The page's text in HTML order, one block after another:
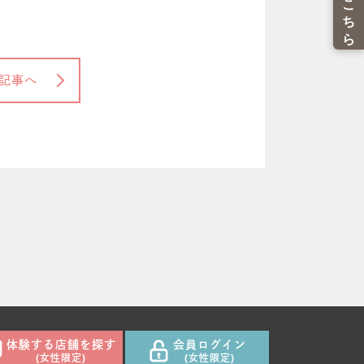
事へ
体験する店舗を探す
(女性限定)
会員ログイン
(女性限定)